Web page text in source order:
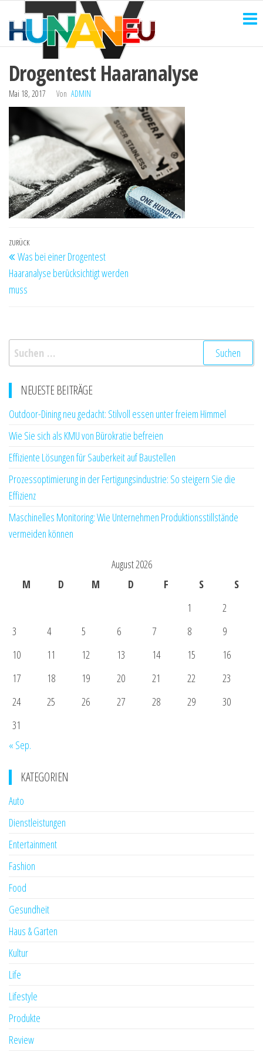
Inhalt
springen
Drogentest Haaranalyse
Mai 18, 2017 Von ADMIN
Beitragsnavigation
Vorheriger
Beitrag
ZURÜCK
Was bei einer Drogentest
Haaranalyse berücksichtigt werden
muss
Suchen
nach:
NEUESTE BEITRÄGE
Outdoor-Dining neu gedacht: Stilvoll essen unter freiem Himmel
Wie Sie sich als KMU von Bürokratie befreien
Effiziente Lösungen für Sauberkeit auf Baustellen
Prozessoptimierung in der Fertigungsindustrie: So steigern Sie die
Effizienz
Maschinelles Monitoring: Wie Unternehmen Produktionsstillstände
vermeiden können
August 2026
M
D M D F S
S
1
2
3
4 5 6 7 8
9
10
11 12 13 14 15
16
17
18 19 20 21 22
23
24
25 26 27 28 29
30
31
« Sep.
KATEGORIEN
Auto
Dienstleistungen
Entertainment
Fashion
Food
Gesundheit
Haus & Garten
Kultur
Life
Lifestyle
Produkte
Review